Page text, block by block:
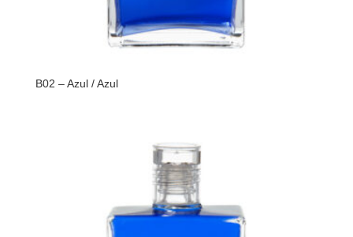
B02 – Azul / Azul